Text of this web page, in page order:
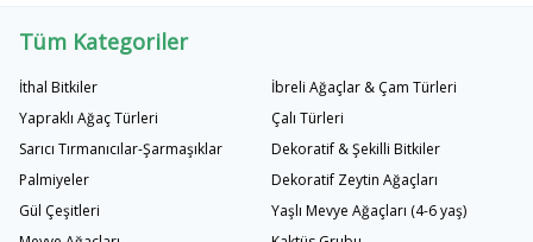
Tüm Kategoriler
İthal Bitkiler
İbreli Ağaçlar & Çam Türleri
Yapraklı Ağaç Türleri
Çalı Türleri
Sarıcı Tırmanıcılar-Şarmaşıklar
Dekoratif & Şekilli Bitkiler
Palmiyeler
Dekoratif Zeytin Ağaçları
Gül Çeşitleri
Yaşlı Mevye Ağaçları (4-6 yaş)